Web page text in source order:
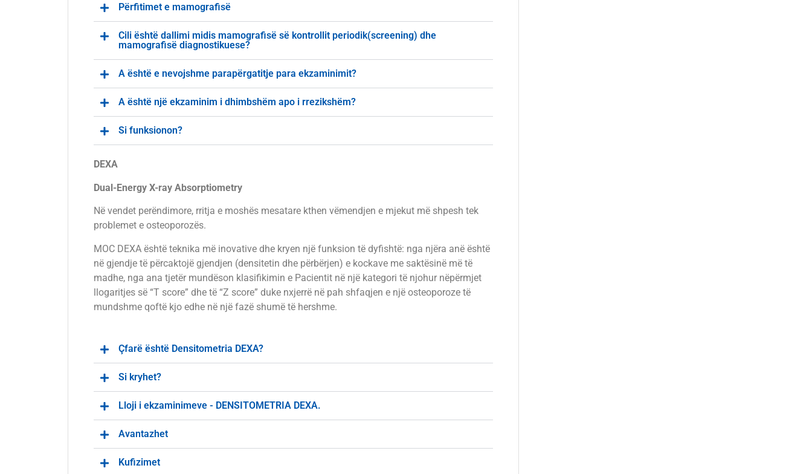
Përfitimet e mamografisë
Cili është dallimi midis mamografisë së kontrollit periodik(screening) dhe
mamografisë diagnostikuese?
A është e nevojshme parapërgatitje para ekzaminimit?
A është një ekzaminim i dhimbshëm apo i rrezikshëm?
Si funksionon?
DEXA
Dual-Energy X-ray Absorptiometry
Në vendet perëndimore, rritja e moshës mesatare kthen vëmendjen e mjekut më shpesh tek
problemet e osteoporozës.
MOC DEXA është teknika më inovative dhe kryen një funksion të dyfishtë: nga njëra anë është
në gjendje të përcaktojë gjendjen (densitetin dhe përbërjen) e kockave me saktësinë më të
madhe, nga ana tjetër mundëson klasifikimin e Pacientit në një kategori të njohur nëpërmjet
llogaritjes së “T score” dhe të “Z score” duke nxjerrë në pah shfaqjen e një osteoporoze të
mundshme qoftë kjo edhe në një fazë shumë të hershme.
Çfarë është Densitometria DEXA?
Si kryhet?
Lloji i ekzaminimeve - DENSITOMETRIA DEXA.
Avantazhet
Kufizimet